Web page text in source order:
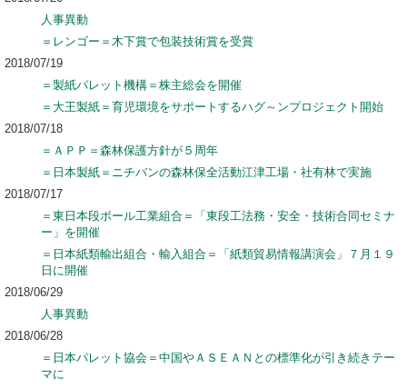
人事異動
＝レンゴー＝木下賞で包装技術賞を受賞
2018/07/19
＝製紙パレット機構＝株主総会を開催
＝大王製紙＝育児環境をサポートするハグ～ンプロジェクト開始
2018/07/18
＝ＡＰＰ＝森林保護方針が５周年
＝日本製紙＝ニチバンの森林保全活動江津工場・社有林で実施
2018/07/17
＝東日本段ボール工業組合＝「東段工法務・安全・技術合同セミナ
ー」を開催
＝日本紙類輸出組合・輸入組合＝「紙類貿易情報講演会」７月１９
日に開催
2018/06/29
人事異動
2018/06/28
＝日本パレット協会＝中国やＡＳＥＡＮとの標準化が引き続きテー
マに